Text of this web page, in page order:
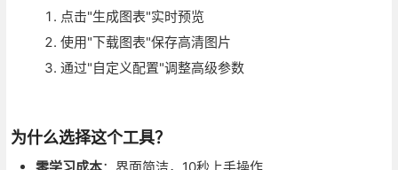
点击"生成图表"实时预览
使用"下载图表"保存高清图片
通过"自定义配置"调整高级参数
为什么选择这个工具？